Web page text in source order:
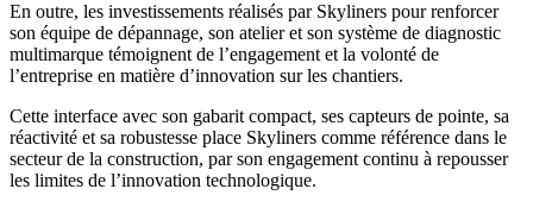
En outre, les investissements réalisés par Skyliners pour renforcer
son équipe de dépannage, son atelier et son système de diagnostic
multimarque témoignent de l’engagement et la volonté de
l’entreprise en matière d’innovation sur les chantiers.
Cette interface avec son gabarit compact, ses capteurs de pointe, sa
réactivité et sa robustesse place Skyliners comme référence dans le
secteur de la construction, par son engagement continu à repousser
les limites de l’innovation technologique.